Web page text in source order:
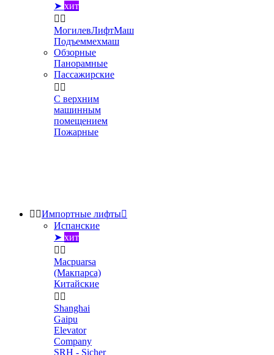
➤ хит
 
МогилевЛифтМаш
Подъеммехмаш
Обзорные
Панорамные
Пассажирские
 
С верхним
машинным
помещением
Пожарные
 Импортные лифты
Испанские
➤ хит
 
Macpuarsa
(Макпарса)
Китайские
 
Shanghai
Gaipu
Elevator
Company
SRH - Sicher